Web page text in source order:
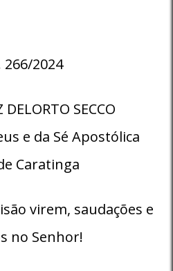
266/2024
DELORTO SECCO
e da Sé Apostólica
Caratinga
virem, saudações e
no Senhor!